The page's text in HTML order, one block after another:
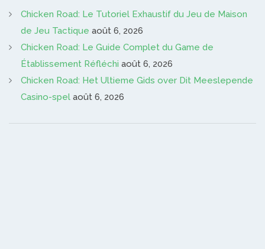
Chicken Road: Le Tutoriel Exhaustif du Jeu de Maison
de Jeu Tactique août 6, 2026
Chicken Road: Le Guide Complet du Game de
Établissement Réfléchi août 6, 2026
Chicken Road: Het Ultieme Gids over Dit Meeslepende
Casino-spel août 6, 2026